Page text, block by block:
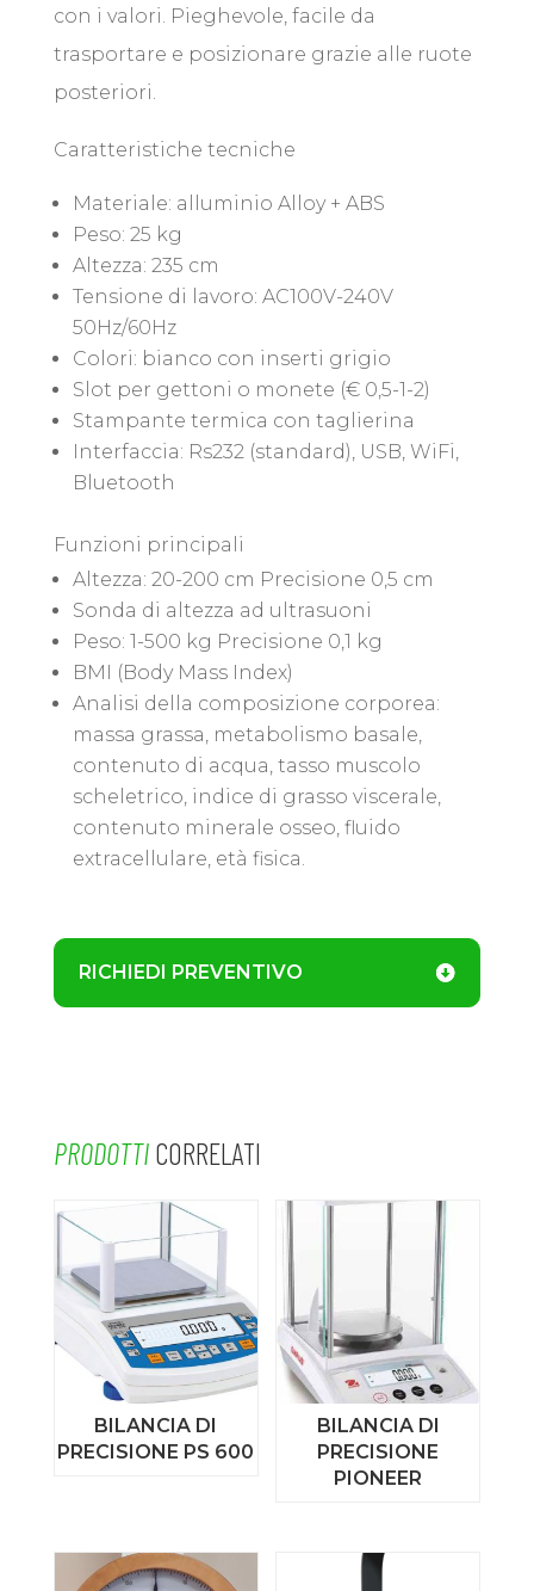
con i valori. Pieghevole, facile da
trasportare e posizionare grazie alle ruote
posteriori.
Caratteristiche tecniche
Materiale: alluminio Alloy + ABS
Peso: 25 kg
Altezza: 235 cm
Tensione di lavoro: AC100V-240V
50Hz/60Hz
Colori: bianco con inserti grigio
Slot per gettoni o monete (€ 0,5-1-2)
Stampante termica con taglierina
Interfaccia: Rs232 (standard), USB, WiFi,
Bluetooth
Funzioni principali
Altezza: 20-200 cm Precisione 0,5 cm
Sonda di altezza ad ultrasuoni
Peso: 1-500 kg Precisione 0,1 kg
BMI (Body Mass Index)
Analisi della composizione corporea:
massa grassa, metabolismo basale,
contenuto di acqua, tasso muscolo
scheletrico, indice di grasso viscerale,
contenuto minerale osseo, fluido
extracellulare, età fisica.
RICHIEDI PREVENTIVO
PRODOTTI CORRELATI
BILANCIA DI
PRECISIONE PS 600
BILANCIA DI
PRECISIONE
PIONEER